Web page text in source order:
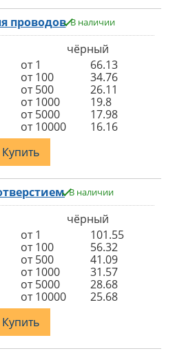
проводов В наличии
чёрный
от 1
66.13
от 100
34.76
от 500
26.11
от 1000
19.8
от 5000
17.98
от 10000
16.16
Купить
В наличии
чёрный
от 1
101.55
от 100
56.32
от 500
41.09
от 1000
31.57
от 5000
28.68
от 10000
25.68
Купить